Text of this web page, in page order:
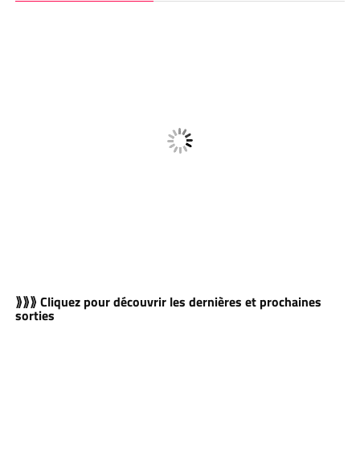
⟫⟫⟫ Cliquez pour découvrir les dernières et prochaines
sorties